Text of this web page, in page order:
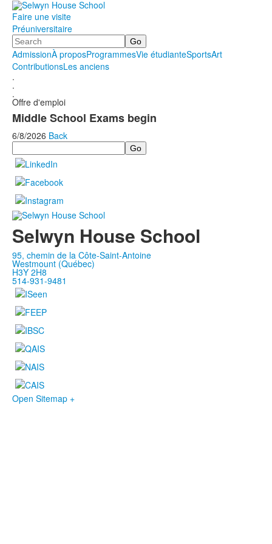
Faire une visite
Préuniversitaire
Search
AdmissionÀ proposProgrammesVie étudianteSportsArt
ContributionsLes anciens
.
.
.
Offre d'emploi
Middle School Exams begin
6/8/2026 Back
Search
Selwyn House School
95, chemin de la Côte-Saint-Antoine
Westmount (Québec)
H3Y 2H8
514-931-9481
Open Sitemap +